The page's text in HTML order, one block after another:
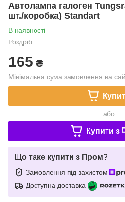
Автолампа галоген
шт./коробка) Standart
В наявності
Роздріб
165 ₴
Мінімальна сума замовлення на
або
Купити з
Що таке купити з Пром?
Замовлення під захистом
Доступна доставка